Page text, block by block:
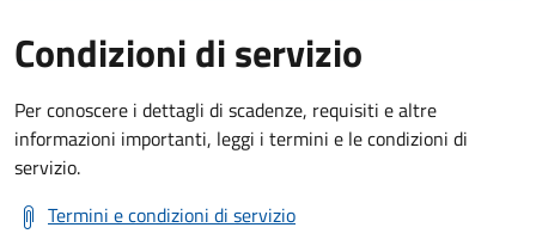
Condizioni di servizio
Per conoscere i dettagli di scadenze, requisiti e altre
informazioni importanti, leggi i termini e le condizioni di
servizio.
Termini e condizioni di servizio